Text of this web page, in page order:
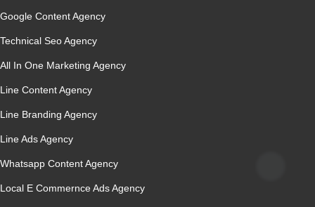
Google Content Agency
Technical Seo Agency
All In One Marketing Agency
Line Content Agency
Line Branding Agency
Line Ads Agency
Whatsapp Content Agency
Local E Commernce Ads Agency